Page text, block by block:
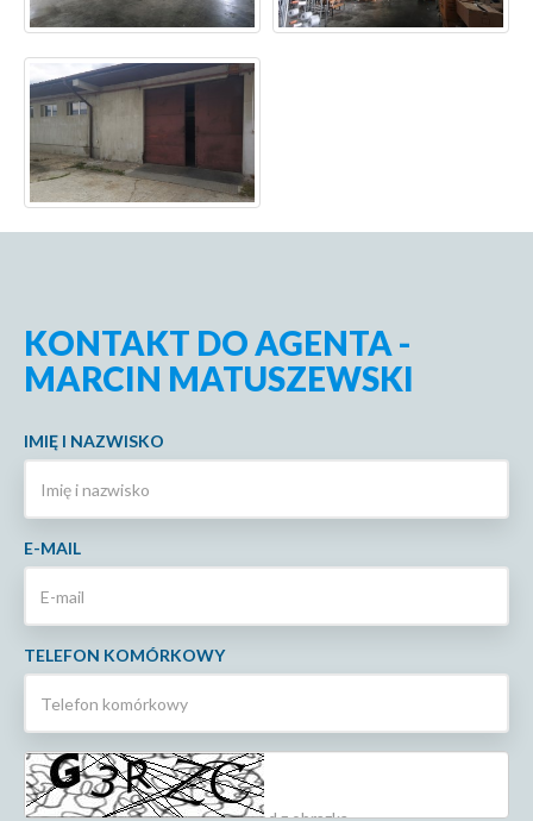
KONTAKT DO AGENTA -
MARCIN MATUSZEWSKI
IMIĘ I NAZWISKO
E-MAIL
TELEFON KOMÓRKOWY